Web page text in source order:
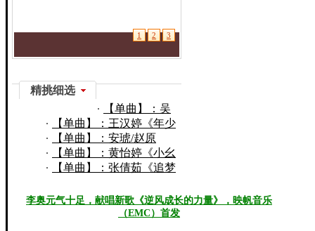
1 2 3
精挑细选
【单曲】：吴
英佳《老爸》
【单曲】：王汉婷《年少
的歌》
【单曲】：安琥/赵原
《天使在身边》
【单曲】：黄怡婷《小幺
妹》
【单曲】：张倩茹《追梦
李奥元气十足，献唱新歌《逆风成长的力量》，映帆音乐
（EMC）首发